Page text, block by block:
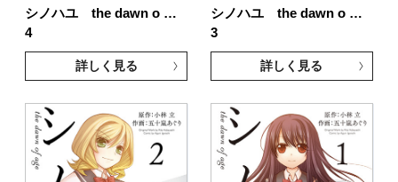
シノハユ the dawn o …
4
詳しく見る
シノハユ the dawn o …
3
詳しく見る